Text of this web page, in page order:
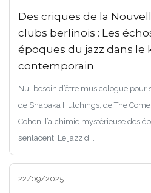
Des criques de la
clubs berlinois : Les
époques du jazz dans le
contemporain
Nul besoin d’être musicologue pour
de Shabaka Hutchings, de The
Cohen, l’alchimie mystérieuse des
s’enlacent. Le jazz d...
22/09/2025